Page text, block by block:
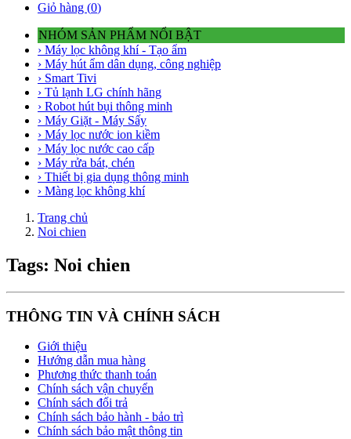
Giỏ hàng (0)
NHÓM SẢN PHẨM NỔI BẬT
› Máy lọc không khí - Tạo ẩm
› Máy hút ẩm dân dụng, công nghiệp
› Smart Tivi
› Tủ lạnh LG chính hãng
› Robot hút bụi thông minh
› Máy Giặt - Máy Sấy
› Máy lọc nước ion kiềm
› Máy lọc nước cao cấp
› Máy rửa bát, chén
› Thiết bị gia dụng thông minh
› Màng lọc không khí
Trang chủ
Noi chien
Tags: Noi chien
THÔNG TIN VÀ CHÍNH SÁCH
Giới thiệu
Hướng dẫn mua hàng
Phương thức thanh toán
Chính sách vận chuyển
Chính sách đổi trả
Chính sách bảo hành - bảo trì
Chính sách bảo mật thông tin